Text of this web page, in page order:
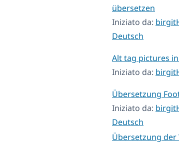
übersetzen
Iniziato da:
Deutsch
Alt tag pictures
Iniziato da:
Übersetzung
Iniziato da:
Deutsch
Übersetzung